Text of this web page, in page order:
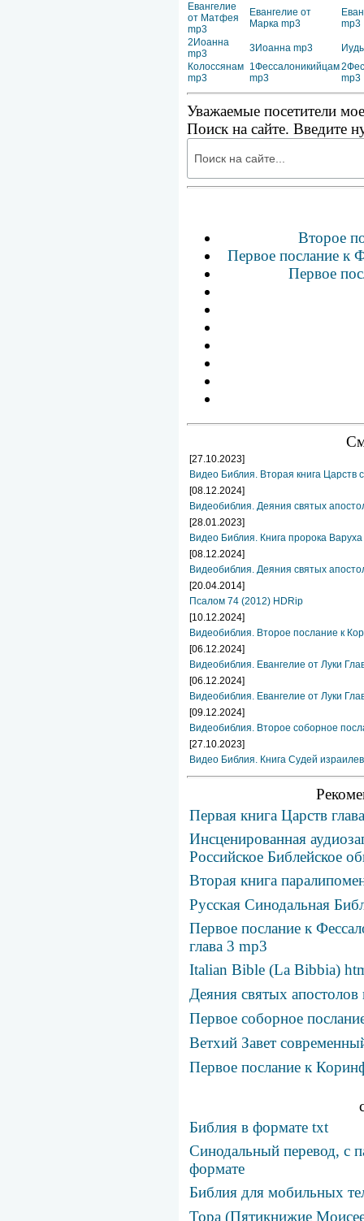
Евангелие
от Матфея
mp3
Евангелие от
Марка mp3
mp3
2Иоанна
mp3
3Иоанна mp3
Колоссянам
mp3
1Фессалоникийцам
mp3
mp3
Уважаемые посетители
Поиск на сайте. Введите
Второе
Первое послание к
Первое
[27.10.2023]
Видео Библия. Вторая книга Царств
[08.12.2024]
Видеобиблия. Деяния святых
[28.01.2023]
Видео Библия. Книга пророка
[08.12.2024]
Видеобиблия. Деяния святых
[20.04.2014]
Псалом 74 (2012) HDRip
[10.12.2024]
Видеобиблия. Второе послание к
[06.12.2024]
Видеобиблия. Евангелие от Луки
[06.12.2024]
Видеобиблия. Евангелие от Луки
[09.12.2024]
Видеобиблия. Второе соборное
[27.10.2023]
Видео Библия. Книга Судей
Первая книга Царств
Инсценированная
Российское Библейское
Вторая книга
Русская Синодальная
Первое послание к
глава 3 mp3
Italian Bible (La Bibbia)
Деяния святых апостолов
Первое соборное
Ветхий Завет
Первое послание к
Библия в формате txt
Синодальный перевод, с
формате
Библия для мобильных
Тора (Пятикнижие